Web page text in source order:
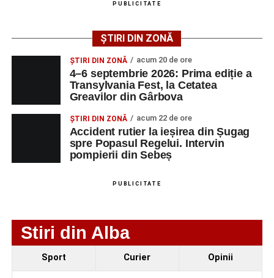
OCUPAŢIA
NR.
LMV
MAIL
Technology Srl
OPERATOR LA
MASINI-UNELTE
CU COMANDA
NUMERICA
1 0752826367
Adaugă-ne ca sursă preferată
Urmărește-ne pe Google News
Ultimele știri din Sebeș
PUBLICITATE
ȘTIRI DIN ZONĂ
ȘTIRI DIN ZONĂ acum 20 de ore
4–6 septembrie 2026: Prima ediție a
Transylvania Fest, la Cetatea
Greavilor din Gârbova
ȘTIRI DIN ZONĂ acum 22 de ore
Accident rutier la ieșirea din Șugag
spre Popasul Regelui. Intervin
pompierii din Sebeș
PUBLICITATE
Stiri din Alba
Sport Curier Opinii